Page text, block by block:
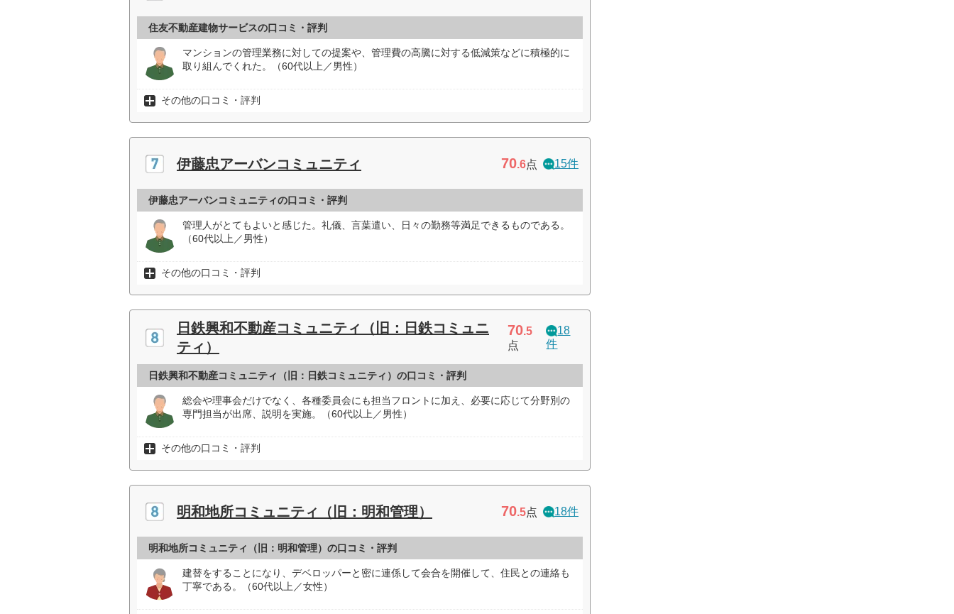
住友不動産建物サービスの口コミ・評判
マンションの管理業務に対しての提案や、管理費の高騰に対する低減策などに積極的に
取り組んでくれた。（60代以上／男性）
その他の口コミ・評判
伊藤忠アーバンコミュニティ 70.6点 15件
伊藤忠アーバンコミュニティの口コミ・評判
管理人がとてもよいと感じた。礼儀、言葉遣い、日々の勤務等満足できるものである。
（60代以上／男性）
その他の口コミ・評判
日鉄興和不動産コミュニティ（旧：日鉄コミュニ
ティ）
70.5
点
18
件
日鉄興和不動産コミュニティ（旧：日鉄コミュニティ）の口コミ・評判
総会や理事会だけでなく、各種委員会にも担当フロントに加え、必要に応じて分野別の
専門担当が出席、説明を実施。（60代以上／男性）
その他の口コミ・評判
明和地所コミュニティ（旧：明和管理） 70.5点 18件
明和地所コミュニティ（旧：明和管理）の口コミ・評判
建替をすることになり、デベロッパーと密に連係して会合を開催して、住民との連絡も
丁寧である。（60代以上／女性）